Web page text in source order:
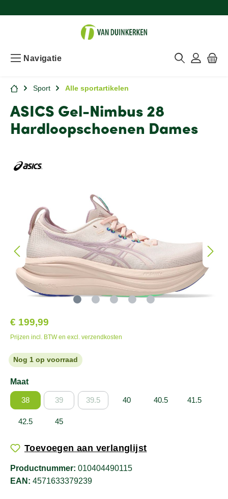
Navigatie
Sport Alle sportartikelen
ASICS Gel-Nimbus 28
Hardloopschoenen Dames
€ 199,99
Prijzen incl. BTW en excl. verzendkosten
Nog 1 op voorraad
Maat
38 39 39.5 40 40.5 41.5
42.5 45
Toevoegen aan verlanglijst
Productnummer: 010404490115
EAN: 4571633379239